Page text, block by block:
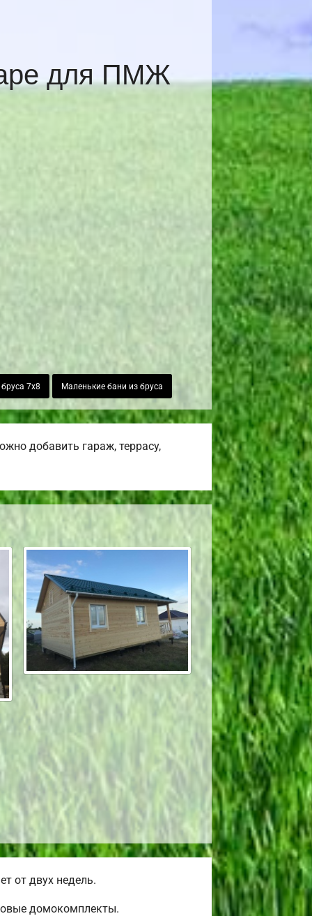
для ПМЖ
7х8 Маленькие бани из бруса
добавить гараж, террасу,
от двух недель.
домокомплекты.